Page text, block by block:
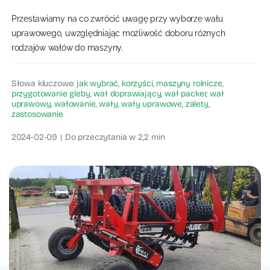
Blog rolniczy
Przestawiamy na co zwrócić uwagę przy wyborze wału
uprawowego, uwzględniając możliwość doboru różnych
rodzajów wałów do maszyny.
Słowa kluczowe: jak wybrać, korzyści, maszyny rolnicze,
przygotowanie gleby,wał doprawiający,wał packer,wał
uprawowy,wałowanie,wały,wały uprawowe, zalety,
zastosowanie
2024-02-09 | Do przeczytania w 2,2 min